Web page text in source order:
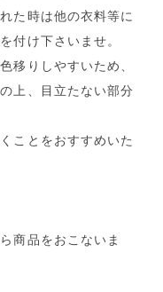
た時は他の衣料等に
付け下さいませ。
移りしやすいため、
上、目立たない部分
ことをおすすめいた
商品をおこないま